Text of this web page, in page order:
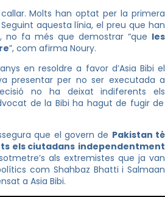
Molts han optat per la primera
aquesta línia, el preu que han
no fa més que demostrar “que les
”, com afirma Noury.
en resoldre a favor d’Asia Bibi el
presentar per no ser executada a
no ha deixat indiferents els
de la Bibi ha hagut de fugir de
que el govern de Pakistan té
els ciutadans independentment
als extremistes que ja van
com Shahbaz Bhatti i Salmaan
a Asia Bibi.